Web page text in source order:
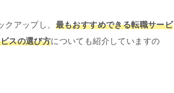
アップし、 最もおすすめできる転職サービ
スの選び方についても紹介していますの